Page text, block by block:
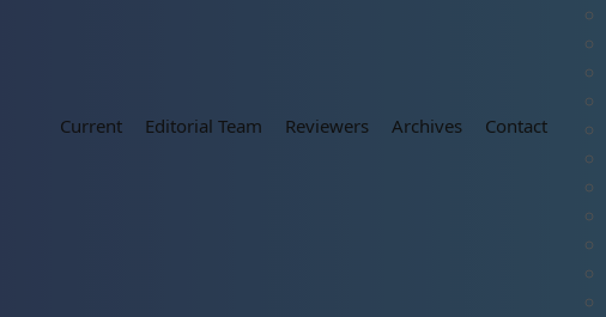
Current Editorial Team Reviewers Archives Contact